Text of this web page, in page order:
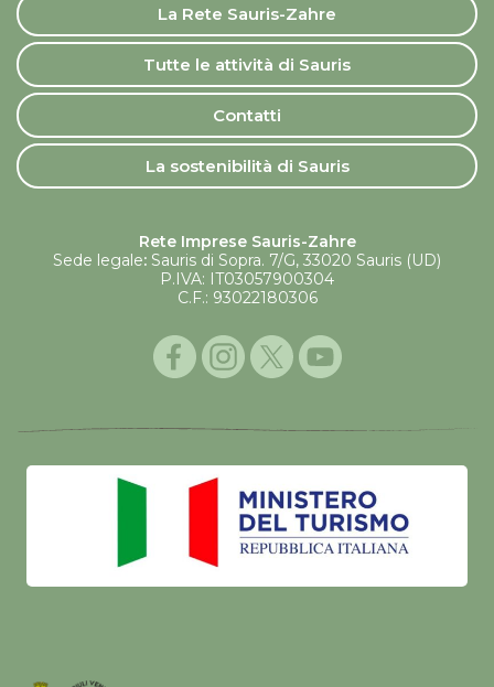
La Rete Sauris-Zahre
Tutte le attività di Sauris
Contatti
La sostenibilità di Sauris
Rete Imprese Sauris-Zahre
Sede legale: Sauris di Sopra. 7/G, 33020 Sauris (UD)
P.IVA: IT03057900304
C.F.: 93022180306